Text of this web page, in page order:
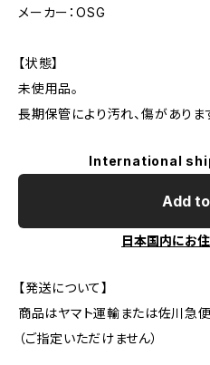
メーカー：OSG
【状態】
未使用品。
長期保管により汚れ、傷がありま
International
Add
日本国内にお
【発送について】
商品はヤマト運輸または佐川急便
（ご指定いただけません）